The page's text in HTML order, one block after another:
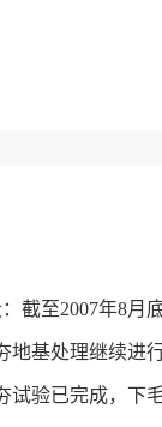
至2007年8月底
处理继续进行
已完成，下毛